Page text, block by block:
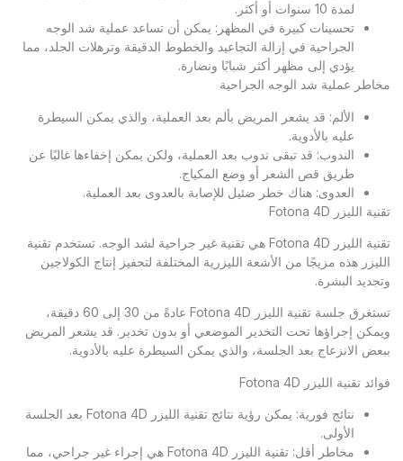
لمدة 10 سنوات أو أكثر.
تحسينات كبيرة في المظهر: يمكن أن تساعد عملية شد الوجه
الجراحية في إزالة التجاعيد والخطوط الدقيقة وترهلات الجلد، مما
يؤدي إلى مظهر أكثر شبابًا ونضارة.
مخاطر عملية شد الوجه الجراحية
الألم: قد يشعر المريض بألم بعد العملية، والذي يمكن السيطرة
عليه بالأدوية.
الندوب: قد تبقى ندوب بعد العملية، ولكن يمكن إخفاءها غالبًا عن
طريق قص الشعر أو وضع المكياج.
العدوى: هناك خطر ضئيل للإصابة بالعدوى بعد العملية.
تقنية الليزر Fotona 4D
تقنية الليزر Fotona 4D هي تقنية غير جراحية لشد الوجه. تستخدم تقنية
الليزر هذه مزيجًا من الأشعة الليزرية المختلفة لتحفيز إنتاج الكولاجين
وتجديد البشرة.
تستغرق جلسة تقنية الليزر Fotona 4D عادةً من 30 إلى 60 دقيقة،
ويمكن إجراؤها تحت التخدير الموضعي أو بدون تخدير. قد يشعر المريض
ببعض الانزعاج بعد الجلسة، والذي يمكن السيطرة عليه بالأدوية.
فوائد تقنية الليزر Fotona 4D
نتائج فورية: يمكن رؤية نتائج تقنية الليزر Fotona 4D بعد الجلسة
الأولى.
مخاطر أقل: تقنية الليزر Fotona 4D هي إجراء غير جراحي، مما